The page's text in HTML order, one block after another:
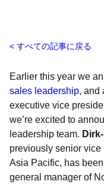
すべての記事に戻る
Earlier this year we
sales leadership, and
executive vice
we’re excited to
leadership team.
previously senior
Asia Pacific, has
general manager of